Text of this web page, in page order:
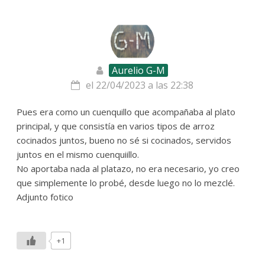
Aurelio G-M
el 22/04/2023 a las 22:38
Pues era como un cuenquillo que acompañaba al plato
principal, y que consistía en varios tipos de arroz
cocinados juntos, bueno no sé si cocinados, servidos
juntos en el mismo cuenquiillo.
No aportaba nada al platazo, no era necesario, yo creo
que simplemente lo probé, desde luego no lo mezclé.
Adjunto fotico
+1